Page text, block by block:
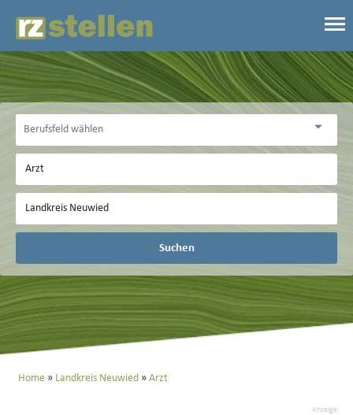
Suchen
Home Landkreis Neuwied Arzt
Anzeige